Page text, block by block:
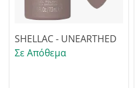
SHELLAC - UNEARTHED
Σε Απόθεμα